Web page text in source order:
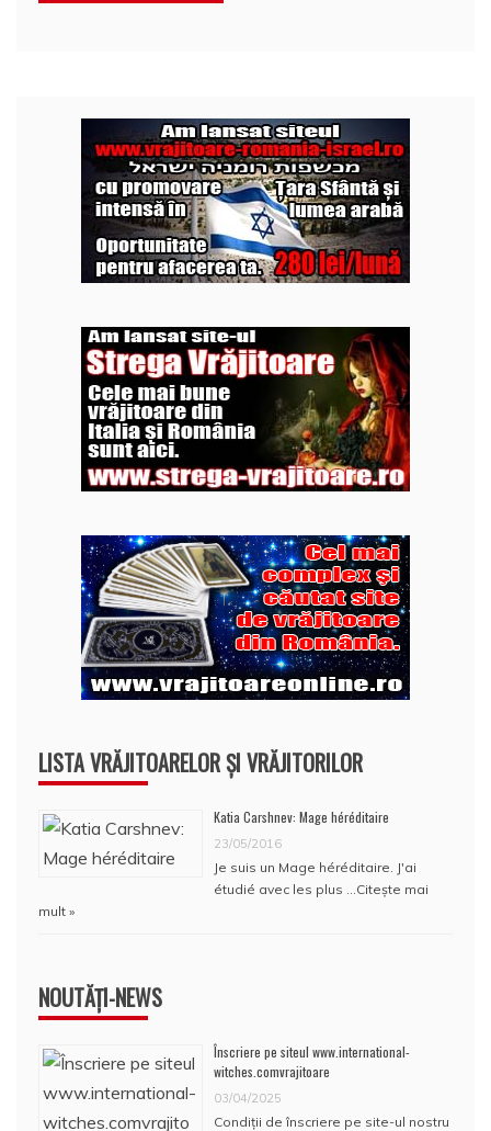
LISTA VRĂJITOARELOR ȘI VRĂJITORILOR
Katia Carshnev: Mage héréditaire
23/05/2016
Je suis un Mage héréditaire. J'ai
étudié avec les plus … Citește mai
mult »
NOUTĂȚI-NEWS
Înscriere pe siteul www.international-
witches.comvrajitoare
03/04/2025
Condiţii de înscriere pe site-ul nostru